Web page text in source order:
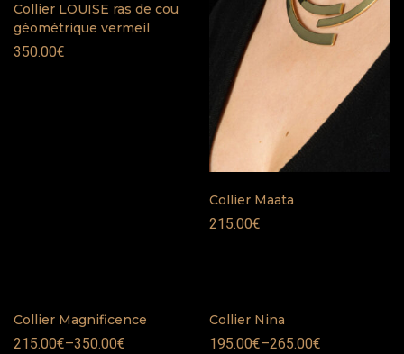
Collier LOUISE ras de cou
géométrique vermeil
350.00€
Collier Maata
215.00€
Collier Magnificence
215.00€–350.00€
Collier Nina
195.00€–265.00€